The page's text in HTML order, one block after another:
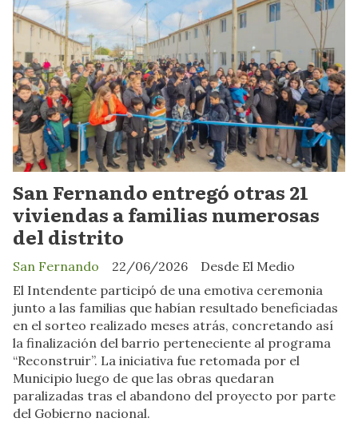
San Fernando entregó otras 21
viviendas a familias numerosas
del distrito
Desde El Medio
San Fernando
22/06/2026
El Intendente participó de una emotiva ceremonia
junto a las familias que habían resultado beneficiadas
en el sorteo realizado meses atrás, concretando así
la finalización del barrio perteneciente al programa
“Reconstruir”. La iniciativa fue retomada por el
Municipio luego de que las obras quedaran
paralizadas tras el abandono del proyecto por parte
del Gobierno nacional.